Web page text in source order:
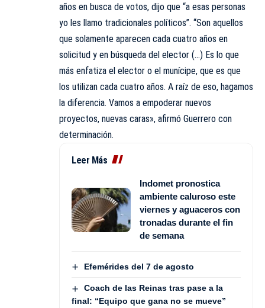
años en busca de votos, dijo que “a esas personas
yo les llamo tradicionales políticos”. “Son aquellos
que solamente aparecen cada cuatro años en
solicitud y en búsqueda del elector (…) Es lo que
más enfatiza el elector o el munícipe, que es que
los utilizan cada cuatro años. A raíz de eso, hagamos
la diferencia. Vamos a empoderar nuevos
proyectos, nuevas caras», afirmó Guerrero con
determinación.
Leer Más
Indomet pronostica
ambiente caluroso este
viernes y aguaceros con
tronadas durante el fin
de semana
Efemérides del 7 de agosto
Coach de las Reinas tras pase a la
final: “Equipo que gana no se mueve”